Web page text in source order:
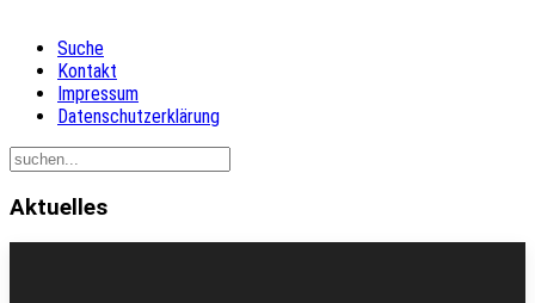
Suche
Kontakt
Impressum
Datenschutzerklärung
Aktuelles